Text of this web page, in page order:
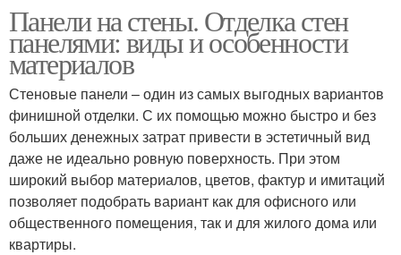
Панели на стены. Отделка стен
панелями: виды и особенности
материалов
Стеновые панели – один из самых выгодных вариантов
финишной отделки. С их помощью можно быстро и без
больших денежных затрат привести в эстетичный вид
даже не идеально ровную поверхность. При этом
широкий выбор материалов, цветов, фактур и имитаций
позволяет подобрать вариант как для офисного или
общественного помещения, так и для жилого дома или
квартиры.